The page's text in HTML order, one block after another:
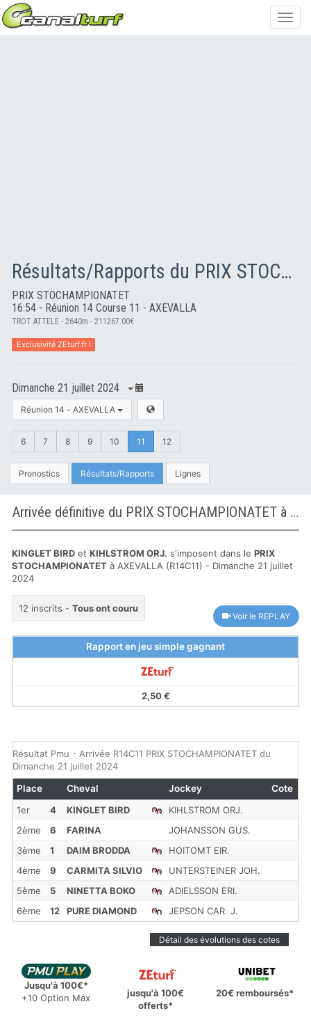
Résultats/Rapports du PRIX STOCHAMPIONATET
PRIX STOCHAMPIONATET
16:54 - Réunion 14 Course 11 - AXEVALLA
TROT ATTELE - 2640m - 211267.00€
Exclusivité ZEturf.fr !
Dimanche 21 juillet 2024
Réunion 14 - AXEVALLA
6 7 8 9 10 11 12
Pronostics Résultats/Rapports Lignes
Arrivée définitive du PRIX STOCHAMPIONATET à AXEVALLA
KINGLET BIRD et KIHLSTROM ORJ. s'imposent dans le PRIX
STOCHAMPIONATET à AXEVALLA (R14C11) - Dimanche 21 juillet
2024
12 inscrits - Tous ont couru
Voir le REPLAY
Rapport en jeu simple gagnant
2,50 €
Résultat Pmu - Arrivée R14C11 PRIX STOCHAMPIONATET du
Dimanche 21 juillet 2024
1er 4 KINGLET BIRD
KIHLSTROM ORJ.
2ème
6 FARINA
JOHANSSON GUS.
3ème
1 DAIM BRODDA
HOITOMT EIR.
4ème
9 CARMITA SILVIO
UNTERSTEINER JOH.
5ème
5 NINETTA BOKO
ADIELSSON ERI.
6ème
12 PURE DIAMOND JEPSON CAR. J.
Place Cheval Jockey Cote
Détail des évolutions des cotes
Jusqu'à 100€*
+10 Option Max
jusqu'à 100€
offerts*
20€ remboursés*